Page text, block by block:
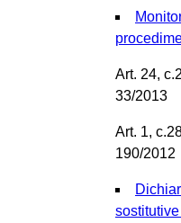
Art. 24,
33/2013
Art. 1,
190/2012